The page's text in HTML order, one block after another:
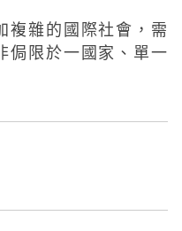
複雜的國際社會，需
侷限於一國家、單一